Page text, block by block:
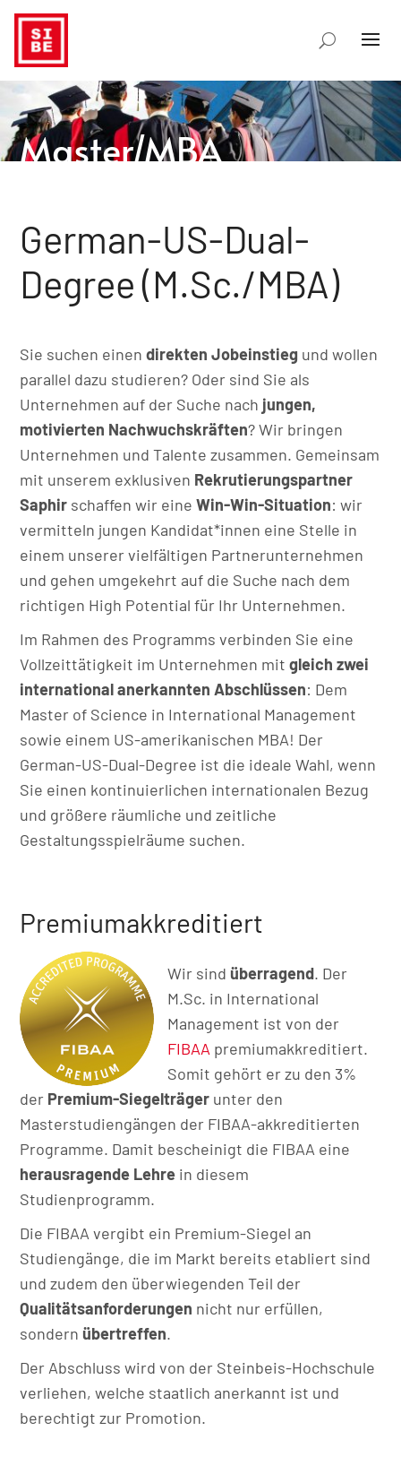
Master/MBA
German-US-Dual-
Degree (M.Sc./MBA)
Sie suchen einendirekten Jobeinstieg und wollen
parallel dazu studieren? Oder sind Sie als
Unternehmen auf der Suche nach jungen,
motivierten Nachwuchskräften? Wir bringen
Unternehmen und Talente zusammen. Gemeinsam
mit unserem exklusiven Rekrutierungspartner
Saphir schaffen wir eineWin-Win-Situation: wir
vermitteln jungen Kandidat*innen eine Stelle in
einem unserer vielfältigen Partnerunternehmen
und gehen umgekehrt auf die Suche nach dem
richtigen High Potential für Ihr Unternehmen.
Im Rahmen des Programms verbinden Sie eine
Vollzeittätigkeit im Unternehmen mitgleich zwei
international anerkannten Abschlüssen: Dem
Master of Science in International Management
sowie einem US-amerikanischen MBA! Der
German-US-Dual-Degree ist die ideale Wahl, wenn
Sie einen kontinuierlichen internationalen Bezug
und größere räumliche und zeitliche
Gestaltungsspielräume suchen.
Premiumakkreditiert
Wir sindüberragend. Der
M.Sc. in International
Management ist von der
FIBAA premiumakkreditiert.
Somit gehört er zu den 3%
der Premium-Siegelträger unter den
Masterstudiengängen der FIBAA-akkreditierten
Programme. Damit bescheinigt die FIBAA eine
herausragende Lehre in diesem
Studienprogramm.
Die FIBAA vergibt ein Premium-Siegel an
Studiengänge, die im Markt bereits etabliert sind
und zudem den überwiegenden Teil der
Qualitätsanforderungen nicht nur erfüllen,
sondernübertreffen.
Der Abschluss wird von der Steinbeis-Hochschule
verliehen, welche staatlich anerkannt ist und
berechtigt zur Promotion.